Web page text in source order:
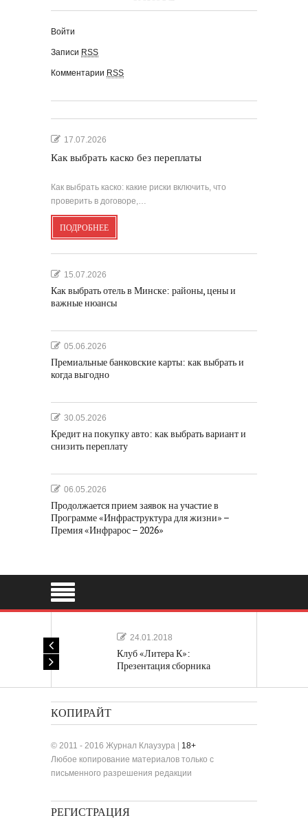
Войти
Записи RSS
Комментарии RSS
17.07.2026
Как выбрать каско без переплаты
Как выбрать каско: какие риски включить, что
проверить в договоре,…
ПОДРОБНЕЕ
15.07.2026
Как выбрать отель в Минске: районы, цены и
важные нюансы
05.06.2026
Премиальные банковские карты: как выбрать и
когда выгодно
30.05.2026
Кредит на покупку авто: как выбрать вариант и
снизить переплату
06.05.2026
Продолжается прием заявок на участие в
Программе «Инфраструктура для жизни» –
Премия «Инфрарос – 2026»
24.01.2018
Клуб «Литера К»:
Презентация сборника
КОПИРАЙТ
© 2011 - 2016 Журнал Клаузура | 18+
Любое копирование материалов только с
письменного разрешения редакции
РЕГИСТРАЦИЯ